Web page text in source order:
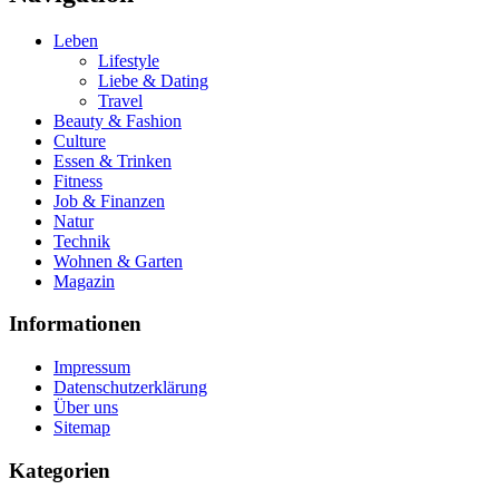
Leben
Lifestyle
Liebe & Dating
Travel
Beauty & Fashion
Culture
Essen & Trinken
Fitness
Job & Finanzen
Natur
Technik
Wohnen & Garten
Magazin
Informationen
Impressum
Datenschutzerklärung
Über uns
Sitemap
Kategorien